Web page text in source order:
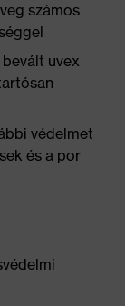
számos
uvex
védelmet
és a por